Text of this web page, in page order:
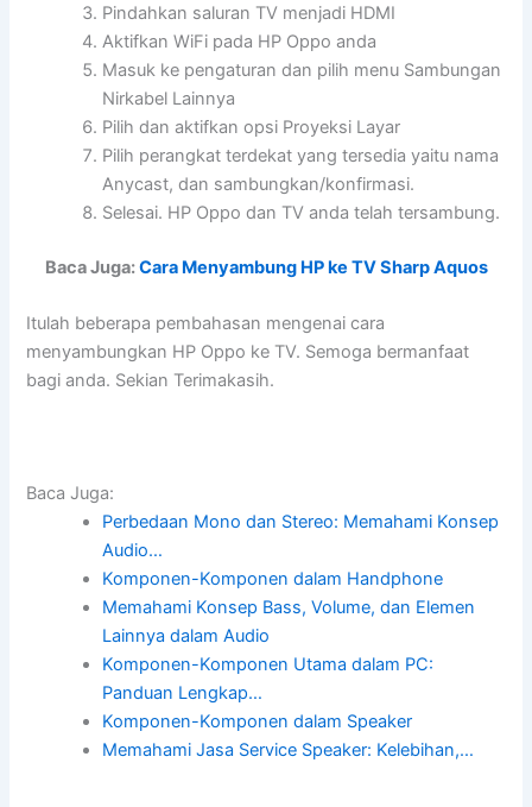
Pindahkan saluran TV menjadi HDMI
Aktifkan WiFi pada HP Oppo anda
Masuk ke pengaturan dan pilih menu Sambungan
Nirkabel Lainnya
Pilih dan aktifkan opsi Proyeksi Layar
Pilih perangkat terdekat yang tersedia yaitu nama
Anycast, dan sambungkan/konfirmasi.
Selesai. HP Oppo dan TV anda telah tersambung.
Baca Juga:Cara Menyambung HP ke TV Sharp Aquos
Itulah beberapa pembahasan mengenai cara
menyambungkan HP Oppo ke TV. Semoga bermanfaat
bagi anda. Sekian Terimakasih.
Baca Juga:
Perbedaan Mono dan Stereo: Memahami Konsep
Audio…
Komponen-Komponen dalam Handphone
Memahami Konsep Bass, Volume, dan Elemen
Lainnya dalam Audio
Komponen-Komponen Utama dalam PC:
Panduan Lengkap…
Komponen-Komponen dalam Speaker
Memahami Jasa Service Speaker: Kelebihan,…